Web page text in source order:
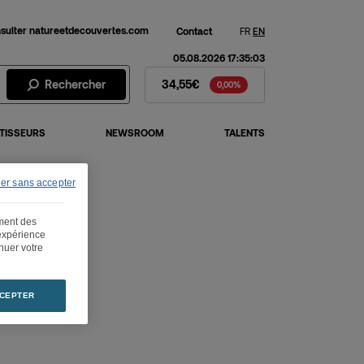
natureetdecouvertes.com Contact FR EN
Rechercher Action Fnac Darty - Cours de
05.08.2026 17:35:03
34,55€ 0,00%
NEWSROOM TALENTS
des
votre
accepter